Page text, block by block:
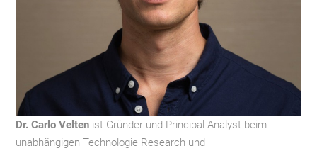
Dr. Carlo Velten ist Gründer und Principal Analyst beim
unabhängigen Technologie Research und